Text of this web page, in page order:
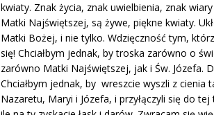
kwiaty. Znak życia, znak uwielbienia, znak
Matki Najświętszej, są żywe, piękne kwiaty.
Matki Bożej, i nie tylko. Wdzięczność tym,
się! Chciałbym jednak, by troska zarówno o
zarówno Matki Najświętszej, jak i Św. Józefa.
Chciałbym jednak, by wreszcie wyszli z cienia
Nazaretu, Maryi i Józefa, i przyłączyli się do